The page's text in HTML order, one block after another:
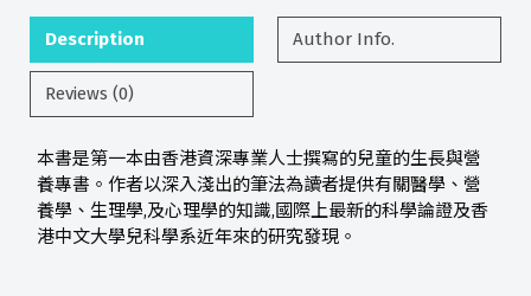
Description Author Info.
Reviews (0)
本書是第一本由香港資深專業人士撰寫的兒童的生長與營
養專書。作者以深入淺出的筆法為讀者提供有關醫學、營
養學、生理學,及心理學的知識,國際上最新的科學論證及香
港中文大學兒科學系近年來的研究發現。